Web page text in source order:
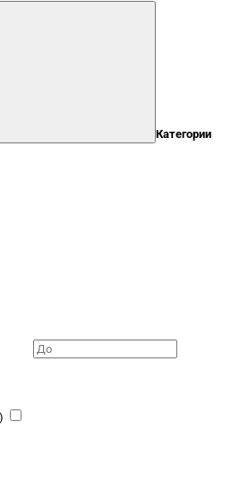
Категории